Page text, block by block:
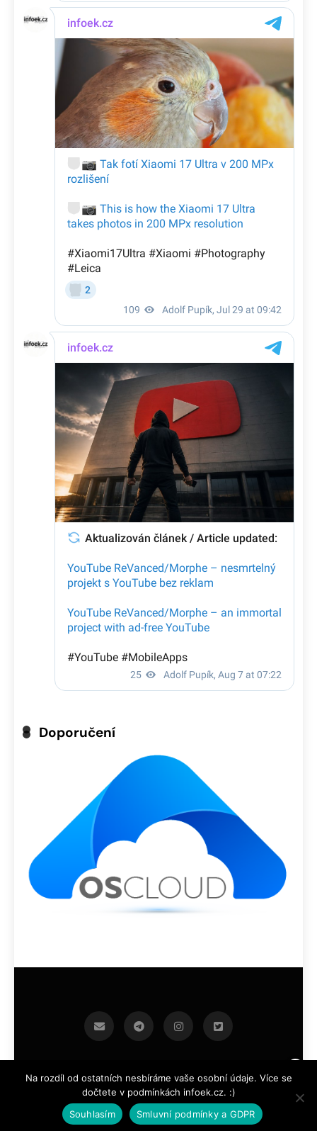
Doporučení
infoek.cz 2026.Developed By BlazeThemes .
Na rozdíl od ostatních nesbíráme vaše osobní údaje. Více se
dočtete v podmínkách infoek.cz. :)
Souhlasím
Smluvní podmínky a GDPR